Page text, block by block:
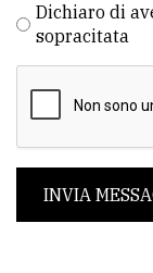
Dichiaro di
sopracitata
INVIA